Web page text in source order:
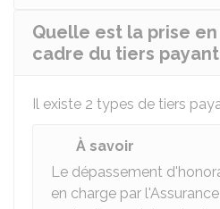
Quelle est la prise
cadre du tiers payant
Il existe 2 types de tiers
À savoir
Le dépassement
en charge par